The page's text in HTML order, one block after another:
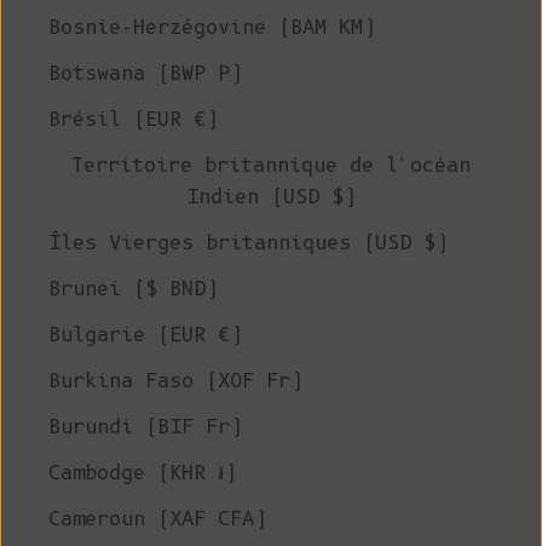
Bosnie-Herzégovine (BAM КМ)
Botswana (BWP P)
Brésil (EUR €)
Territoire britannique de l'océan
Indien (USD $)
Îles Vierges britanniques (USD $)
Brunei ($ BND)
Bulgarie (EUR €)
Burkina Faso (XOF Fr)
Burundi (BIF Fr)
Cambodge (KHR ៛)
Cameroun (XAF CFA)